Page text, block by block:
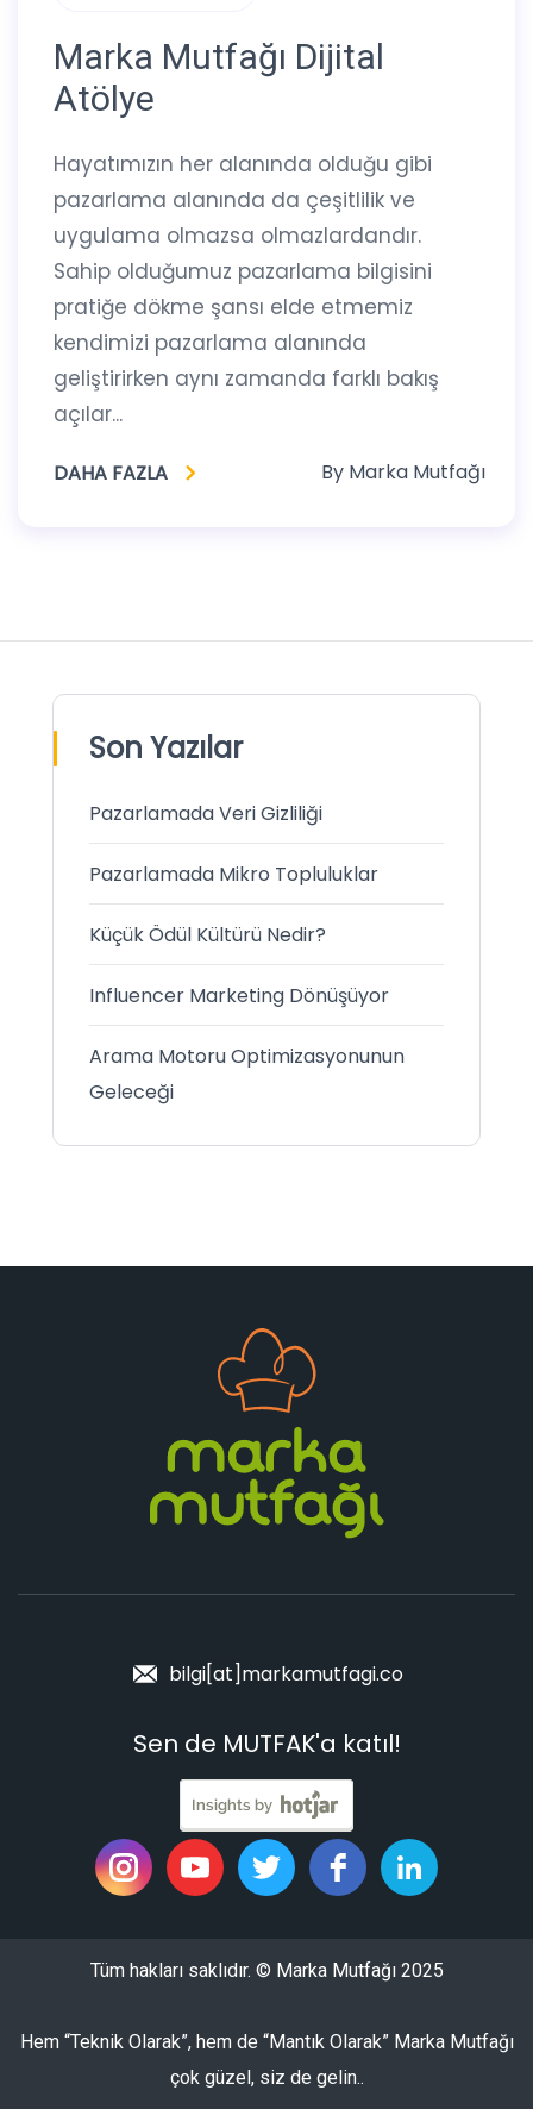
Son Yazılar
Pazarlamada Veri Gizliliği
Pazarlamada Mikro Topluluklar
Küçük Ödül Kültürü Nedir?
Influencer Marketing Dönüşüyor
Arama Motoru Optimizasyonunun
Geleceği
Marka Mutfağı Dijital
Atölye
Hayatımızın her alanında olduğu gibi
pazarlama alanında da çeşitlilik ve
uygulama olmazsa olmazlardandır.
Sahip olduğumuz pazarlama bilgisini
pratiğe dökme şansı elde etmemiz
kendimizi pazarlama alanında
geliştirirken aynı zamanda farklı bakış
açılar...
DAHA FAZLA By Marka Mutfağı
bilgi[at]markamutfagi.co
Sen de MUTFAK'a katıl!
Tüm hakları saklıdır. © Marka Mutfağı 2025
Hem “Teknik Olarak”, hem de “Mantık Olarak” Marka Mutfağı
çok güzel, siz de gelin..